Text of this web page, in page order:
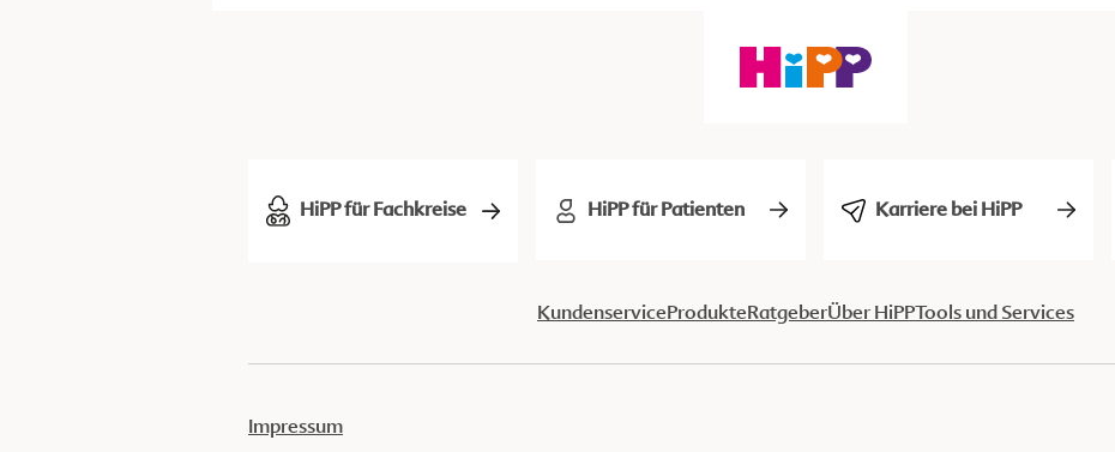
HiPP für Fachkreise HiPP für Patienten Karriere bei HiPP
KundenserviceProdukteRatgeberÜber HiPPTools und Services
Impressum